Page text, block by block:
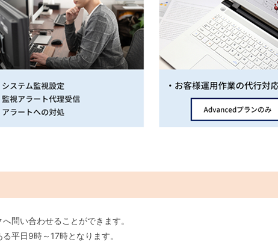
問い合わせることができます。
平日9時～17時となります。